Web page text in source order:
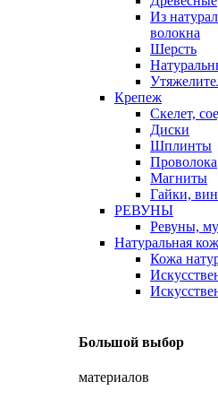
Из
волокна
Шерсть
Крепеж
Скелет,
Диски
Шплинты
Проволока
Магниты
Гайки,
РЕВУНЫ
Ревуны,
Натуральная
Кожа
Большой выбор
материалов